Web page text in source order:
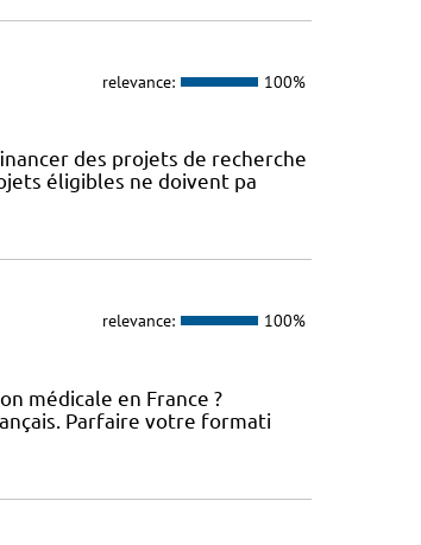
relevance: 100%
des projets de recherche
éligibles ne doivent pa
relevance: 100%
médicale en France ?
Parfaire votre formati